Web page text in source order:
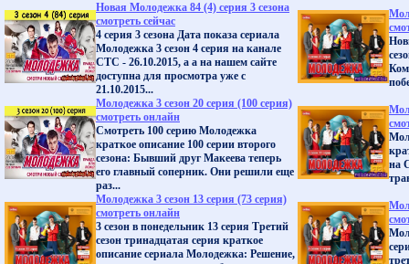
Новая Молодежка 84 (4) серия 3 сезона
смотреть сейчас
4 серия 3 сезона Дата показа сериала
Молодежка 3 сезон 4 серия на канале
СТС - 26.10.2015, а а на нашем сайте
доступна для просмотра уже с
21.10.2015...
Молодежка 3 сезон 20 серия (100 серия)
смотреть онлайн
Смотреть 100 серию Молодежка
краткое описание 100 серии второго
сезона: Бывший друг Макеева теперь
его главный соперник. Они решили еще
раз...
на
Молодежка 3 сезон 13 серия (73 серия)
смотреть онлайн
3 сезон в понедельник 13 серия Третий
сезон тринадцатая серия краткое
описание сериала Молодежка: Решение,